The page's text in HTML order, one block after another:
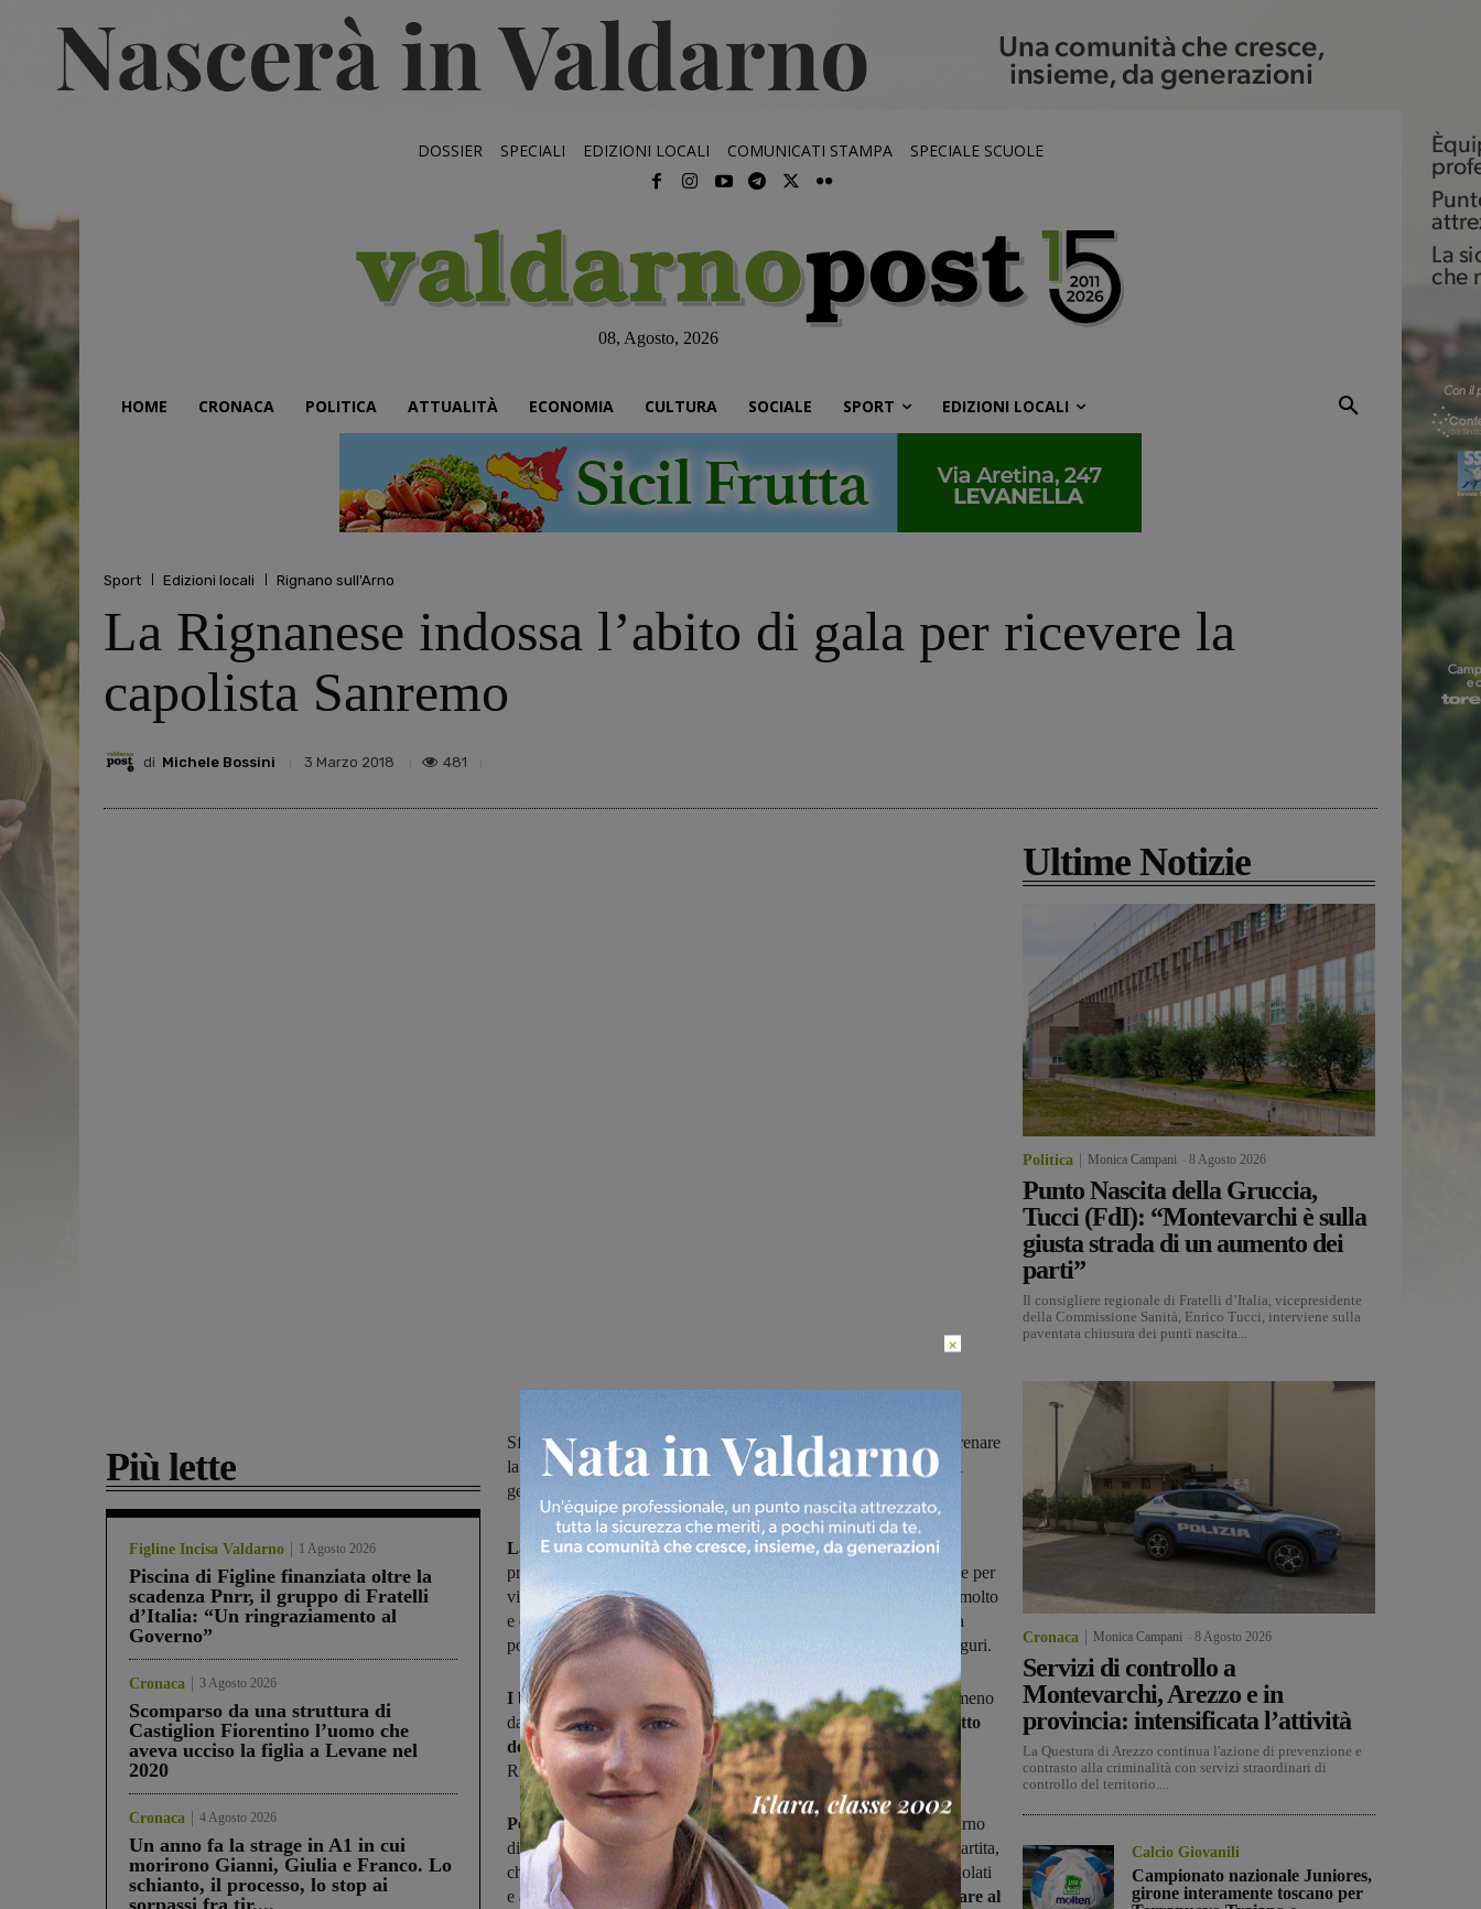
DOSSIER SPECIALI EDIZIONI LOCALI COMUNICATI STAMPA SPECIALE SCUOLE
08, Agosto, 2026
HOME CRONACA POLITICA ATTUALITÀ ECONOMIA CULTURA SOCIALE SPORT EDIZIONI LOCALI
Sport Edizioni locali Rignano sull'Arno
La Rignanese indossa l’abito di gala per ricevere la
capolista Sanremo
di Michele Bossini 3 Marzo 2018 481
Più lette
Figline Incisa Valdarno 1 Agosto 2026
Piscina di Figline finanziata oltre la
scadenza Pnrr, il gruppo di Fratelli
d’Italia: “Un ringraziamento al
Governo”
Cronaca 3 Agosto 2026
Scomparso da una struttura di
Castiglion Fiorentino l’uomo che
aveva ucciso la figlia a Levane nel
2020
Cronaca 4 Agosto 2026
Un anno fa la strage in A1 in cui
morirono Gianni, Giulia e Franco. Lo
schianto, il processo, lo stop ai
Sfida con tasso di difficoltà alto per la Rignanese, che proverà a frenare
la corsa della corazzata Sanremo cosi come era riuscita a fare il 21
gennaio contro il quotato Ponsacco
La Rignaneseè attesa da una partita che sulla carta appare dal
pronostico blindato come quella contro
la capolista Sanremo,
che per
vincere il campionato ha allestito una rosa importante spendendo molto
e che arriverà in Valdarno per fare bottino pieno e difendere la sua
posizione in testadavanti al Ponsacco, a una sola lunghezza dai liguri.
I biancoverdi di Guarduccisono quelli che hanno forse un po' meno
da perdere fra le due e proveranno comunque a vincere,nel rispetto
della "par condicio", visto che sono lo scorso 21 gennaio la
Rignanese, sempre in casa, superò 2-1 il Ponsacco.
Per la gara di oggi assente Bennati(non ha potuto scontare il turno
di squalifica domenica scorsa a San Donato causa il rinvio della partita,
che sarà recuperata il 21 marzo), mentre per il resto tutti abili, arruolati
e a pronti a dare il loro contributonel difficile tentativo di mandare al
Ultime Notizie
Politica Monica Campani 8 Agosto 2026
Punto Nascita della Gruccia,
Tucci (FdI): “Montevarchi è sulla
giusta strada di un aumento dei
parti”
Il consigliere regionale di Fratelli d’Italia, vicepresidente
della Commissione Sanità, Enrico Tucci, interviene sulla
paventata chiusura dei punti nascita...
Cronaca Monica Campani 8 Agosto 2026
Servizi di controllo a
Montevarchi, Arezzo e in
provincia: intensificata l’attività
La Questura di Arezzo continua l'azione di prevenzione e
contrasto alla criminalità con servizi straordinari di
controllo del territorio....
Calcio Giovanili
Campionato nazionale Juniores,
girone interamente toscano per
×